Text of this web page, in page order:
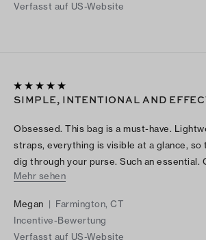
Verfasst auf US-Website
SIMPLE, INTENTIONAL AND
Obsessed. This bag is a must-have.
straps, everything is visible at a glance, so
dig through your purse. Such an essential.
including the beach, pool and concerts.
will love it.
Mehr sehen
Megan | Farmington, CT
Incentive-Bewertung
Verfasst auf US-Website